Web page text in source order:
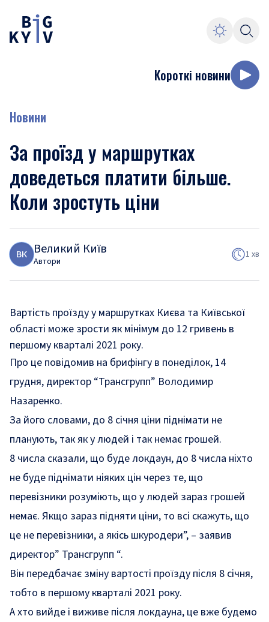
Короткі новини
Новини
За проїзд у маршрутках
доведеться платити більше.
Коли зростуть ціни
ВК Великий Київ
Автори
1 хв
Вартість проїзду у маршрутках Києва та Київської
області може зрости як мінімум до 12 гривень в
першому кварталі 2021 року.
Про це повідомив на брифінгу в понеділок, 14
грудня, директор “Трансгрупп” Володимир
Назаренко.
За його словами, до 8 січня ціни піднімати не
планують, так як у людей і так немає грошей.
8 числа сказали, що буде локдаун, до 8 числа ніхто
не буде піднімати ніяких цін через те, що
перевізники розуміють, що у людей зараз грошей
немає. Якщо зараз підняти ціни, то всі скажуть, що
це не перевізники, а якісь шкуродери”, – заявив
директор” Трансгрупп “.
Він передбачає зміну вартості проїзду після 8 січня,
тобто в першому кварталі 2021 року.
А хто вийде і виживе після локдауна, це вже будемо